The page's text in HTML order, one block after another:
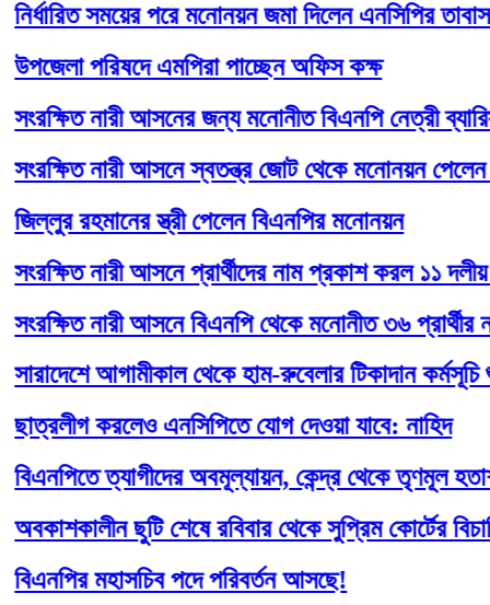
সময়ের পরে মনোনয়ন জমা দিলেন এনসিপির তাবাসসুম
পরিষদে এমপিরা পাচ্ছেন অফিস কক্ষ
নারী আসনের জন্য মনোনীত বিএনপি নেত্রী ব্যারিস্টার
নারী আসনে স্বতন্ত্র জোট থেকে মনোনয়ন পেলেন
রহমানের স্ত্রী পেলেন বিএনপির মনোনয়ন
নারী আসনে প্রার্থীদের নাম প্রকাশ করল ১১ দলীয় জোট
নারী আসনে বিএনপি থেকে মনোনীত ৩৬ প্রার্থীর নাম
আগামীকাল থেকে হাম-রুবেলার টিকাদান কর্মসূচি শুরু
করলেও এনসিপিতে যোগ দেওয়া যাবে: নাহিদ
ত্যাগীদের অবমূল্যায়ন, কেন্দ্র থেকে তৃণমূল হতাশ ও
ছুটি শেষে রবিবার থেকে সুপ্রিম কোর্টের বিচারিক
মহাসচিব পদে পরিবর্তন আসছে!